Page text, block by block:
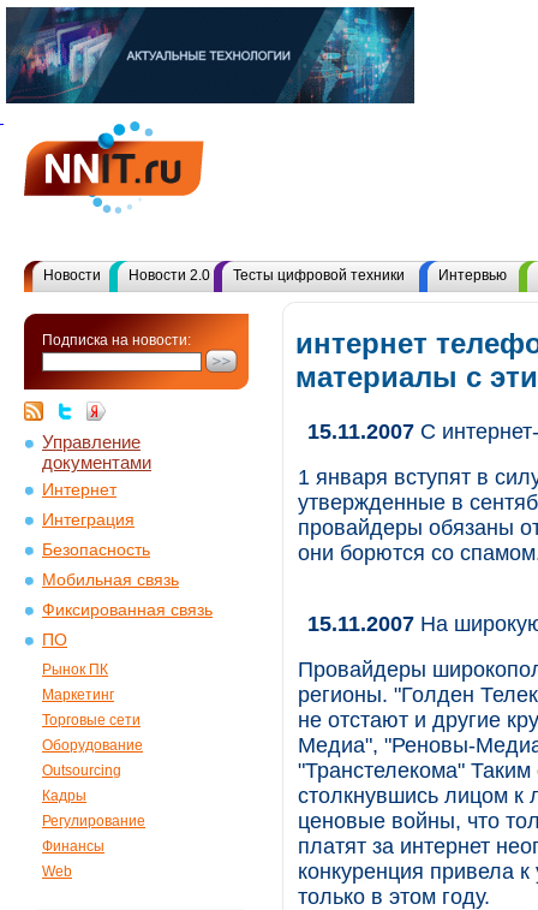
Новости Новости 2.0 Тесты цифровой техники Интервью
Подписка на новости:
Управление
документами
Интернет
Интеграция
Безопасность
Мобильная связь
Фиксированная связь
ПО
Рынок ПК
Маркетинг
Торговые сети
Оборудование
Outsourcing
Кадры
Регулирование
Финансы
Web
интернет
материалы с
15.11.2007 С
1 января вступят в
утвержденные в
провайдеры обязаны
они борются со
15.11.2007 На
Провайдеры
регионы. "Голден
не отстают и другие
Медиа", "Реновы-
"Транстелекома"
столкнувшись лицом к
ценовые войны, что
платят за интернет
конкуренция привела
только в этом году.